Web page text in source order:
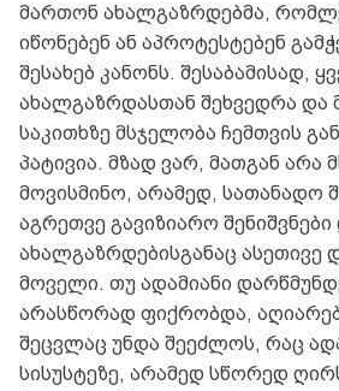
მართონ ახალგაზრდებმა,
იწონებენ ან აპროტესტებენ
შესახებ კანონს. შესაბამისად,
ახალგაზრდასთან შეხვედრა და
საკითხზე მსჯელობა ჩემთვის
პატივია. მზად ვარ, მათგან
მოვისმინო, არამედ, სათანადო
აგრეთვე გავიზიარო შენიშვნები
ახალგაზრდებისგანაც ასეთივე
მოველი. თუ ადამიანი
არასწორად ფიქრობდა,
შეცვლაც უნდა შეეძლოს, რაც
სისუსტეზე, არამედ სწორედ